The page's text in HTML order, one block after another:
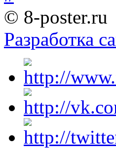
© 8-poster.ru
Разработка